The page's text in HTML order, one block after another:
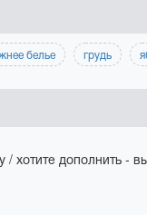
белье грудь
хотите дополнить -